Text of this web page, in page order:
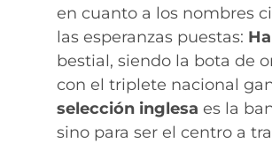
en cuanto a los nombres
las esperanzas puestas:
bestial, siendo la bota de
con el triplete nacional
selección inglesa es la
sino para ser el centro a